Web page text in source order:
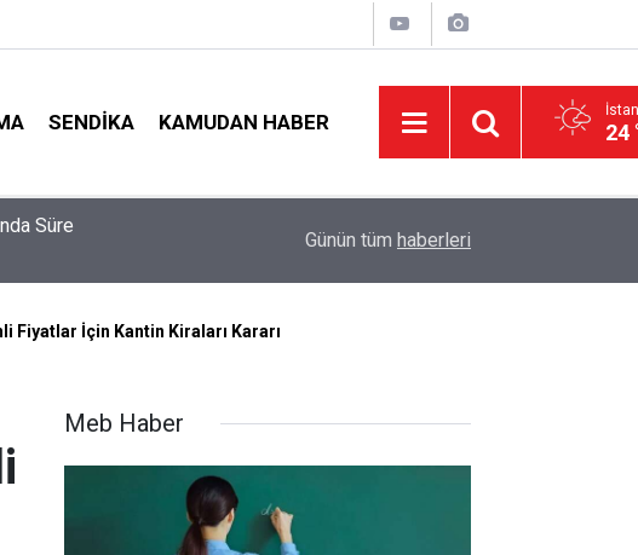
SENDIKA KAMUDAN HABER 24
15 Branş!
Tavan Yaptı!
Günün tüm haberleri
Fiyatlar İçin Kantin Kiraları Kararı
Meb Haber